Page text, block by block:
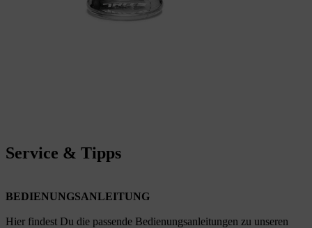
Service & Tipps
BEDIENUNGSANLEITUNG
Hier findest Du die passende Bedienungsanleitungen zu unseren